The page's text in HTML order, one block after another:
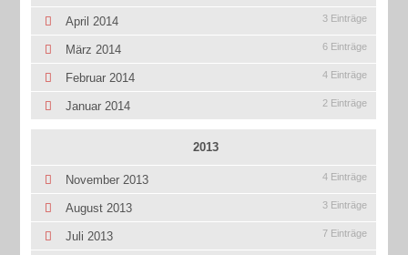
April 2014 3 Einträge
März 2014 6 Einträge
Februar 2014 4 Einträge
Januar 2014 2 Einträge
2013
November 2013 4 Einträge
August 2013 3 Einträge
Juli 2013 7 Einträge